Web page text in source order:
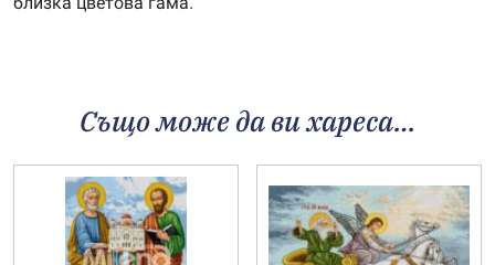
Също може да ви хареса…